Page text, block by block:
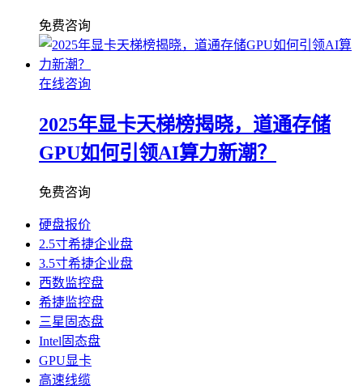
免费咨询
在线咨询
2025年显卡天梯榜揭晓，道通存储
GPU如何引领AI算力新潮？
免费咨询
硬盘报价
2.5寸希捷企业盘
3.5寸希捷企业盘
西数监控盘
希捷监控盘
三星固态盘
Intel固态盘
GPU显卡
高速线缆